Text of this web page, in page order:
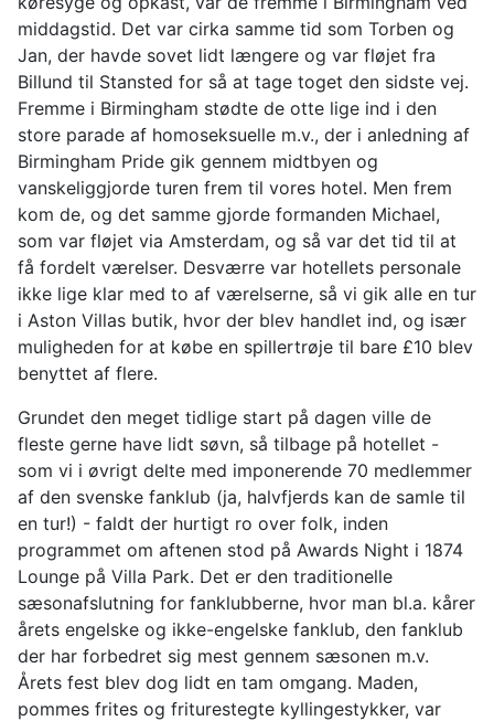
middagstid. Det var cirka samme tid som Torben og
Jan, der havde sovet lidt længere og var fløjet fra
Billund til Stansted for så at tage toget den sidste vej.
Fremme i Birmingham stødte de otte lige ind i den
store parade af homoseksuelle m.v., der i anledning af
Birmingham Pride gik gennem midtbyen og
vanskeliggjorde turen frem til vores hotel. Men frem
kom de, og det samme gjorde formanden Michael,
som var fløjet via Amsterdam, og så var det tid til at
få fordelt værelser. Desværre var hotellets personale
ikke lige klar med to af værelserne, så vi gik alle en tur
i Aston Villas butik, hvor der blev handlet ind, og især
muligheden for at købe en spillertrøje til bare £10 blev
benyttet af flere.
Grundet den meget tidlige start på dagen ville de
fleste gerne have lidt søvn, så tilbage på hotellet -
som vi i øvrigt delte med imponerende 70 medlemmer
af den svenske fanklub (ja, halvfjerds kan de samle til
en tur!) - faldt der hurtigt ro over folk, inden
programmet om aftenen stod på Awards Night i 1874
Lounge på Villa Park. Det er den traditionelle
sæsonafslutning for fanklubberne, hvor man bl.a. kårer
årets engelske og ikke-engelske fanklub, den fanklub
der har forbedret sig mest gennem sæsonen m.v.
Årets fest blev dog lidt en tam omgang. Maden,
pommes frites og friturestegte kyllingestykker, var